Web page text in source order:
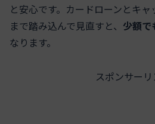
と安心です。カードローンとキ
まで踏み込んで見直すと、 少額で
なります。
スポンサーリ